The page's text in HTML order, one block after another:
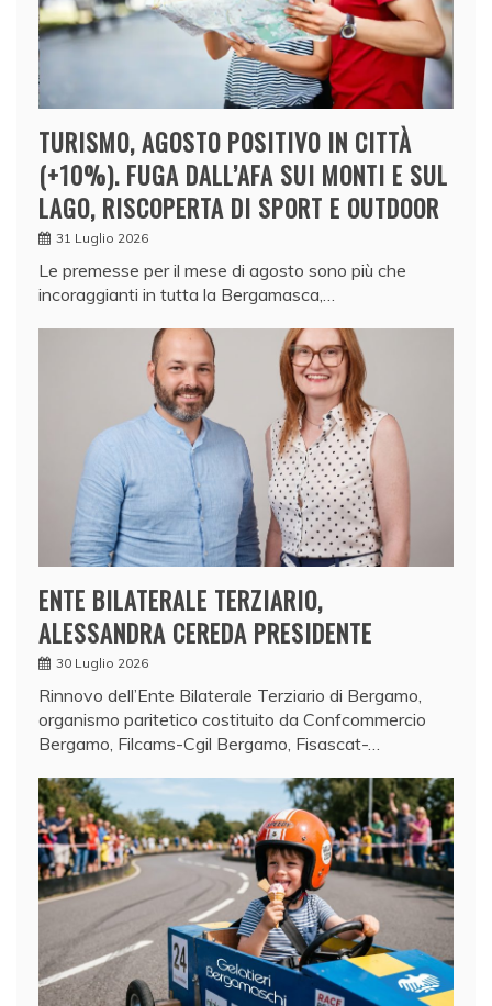
TURISMO, AGOSTO POSITIVO IN CITTÀ
(+10%). FUGA DALL’AFA SUI MONTI E SUL
LAGO, RISCOPERTA DI SPORT E OUTDOOR
31 Luglio 2026
Le premesse per il mese di agosto sono più che
incoraggianti in tutta la Bergamasca,…
ENTE BILATERALE TERZIARIO,
ALESSANDRA CEREDA PRESIDENTE
30 Luglio 2026
Rinnovo dell’Ente Bilaterale Terziario di Bergamo,
organismo paritetico costituito da Confcommercio
Bergamo, Filcams-Cgil Bergamo, Fisascat-…